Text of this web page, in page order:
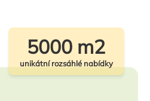
5000 m2
unikátní rozsáhlé nabídky